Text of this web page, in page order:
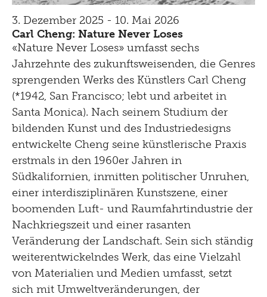
3. Dezember 2025 - 10. Mai 2026
Carl Cheng: Nature Never Loses
«Nature Never Loses» umfasst sechs
Jahrzehnte des zukunftsweisenden, die Genres
sprengenden Werks des Künstlers Carl Cheng
(*1942, San Francisco; lebt und arbeitet in
Santa Monica). Nach seinem Studium der
bildenden Kunst und des Industriedesigns
entwickelte Cheng seine künstlerische Praxis
erstmals in den 1960er Jahren in
Südkalifornien, inmitten politischer Unruhen,
einer interdisziplinären Kunstszene, einer
boomenden Luft- und Raumfahrtindustrie der
Nachkriegszeit und einer rasanten
Veränderung der Landschaft. Sein sich ständig
weiterentwickelndes Werk, das eine Vielzahl
von Materialien und Medien umfasst, setzt
sich mit Umweltveränderungen, der